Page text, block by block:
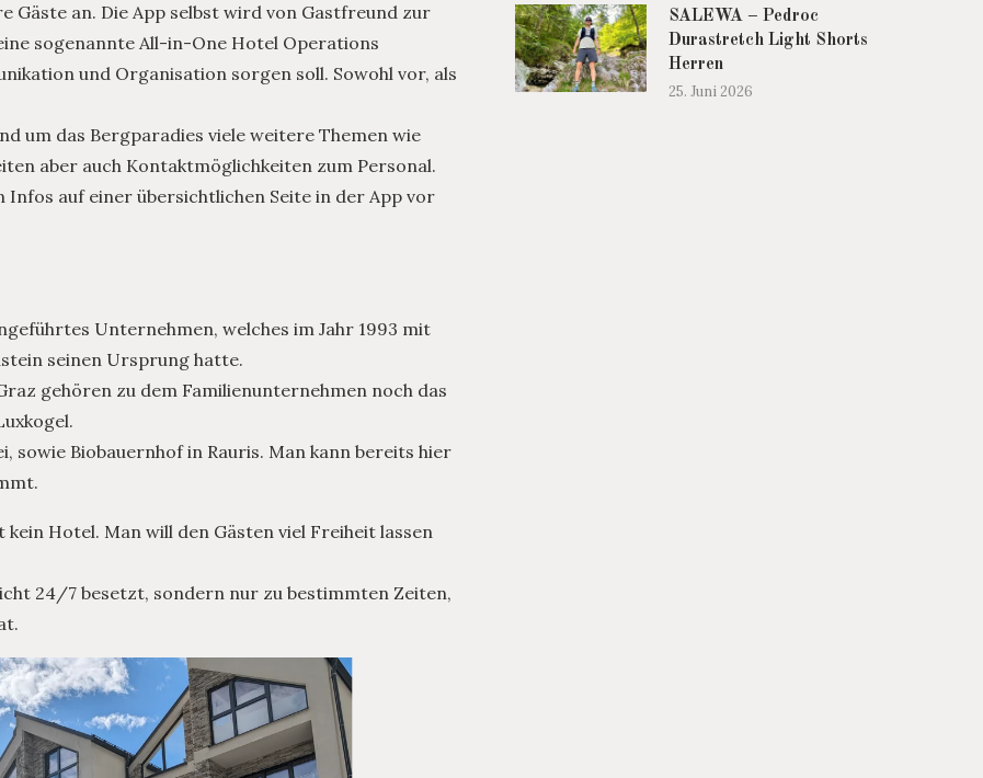
Gäste an. Die App selbst wird von Gastfreund zur
sogenannte All-in-One Hotel Operations
und Organisation sorgen soll. Sowohl vor, als
um das Bergparadies viele weitere Themen wie
aber auch Kontaktmöglichkeiten zum Personal.
Infos auf einer übersichtlichen Seite in der App vor
Unternehmen, welches im Jahr 1993 mit
seinen Ursprung hatte.
gehören zu dem Familienunternehmen noch das
sowie Biobauernhof in Rauris. Man kann bereits hier
Hotel. Man will den Gästen viel Freiheit lassen
24/7 besetzt, sondern nur zu bestimmten Zeiten,
SALEWA – Pedroc
Durastretch Light Shorts
Herren
25. Juni 2026